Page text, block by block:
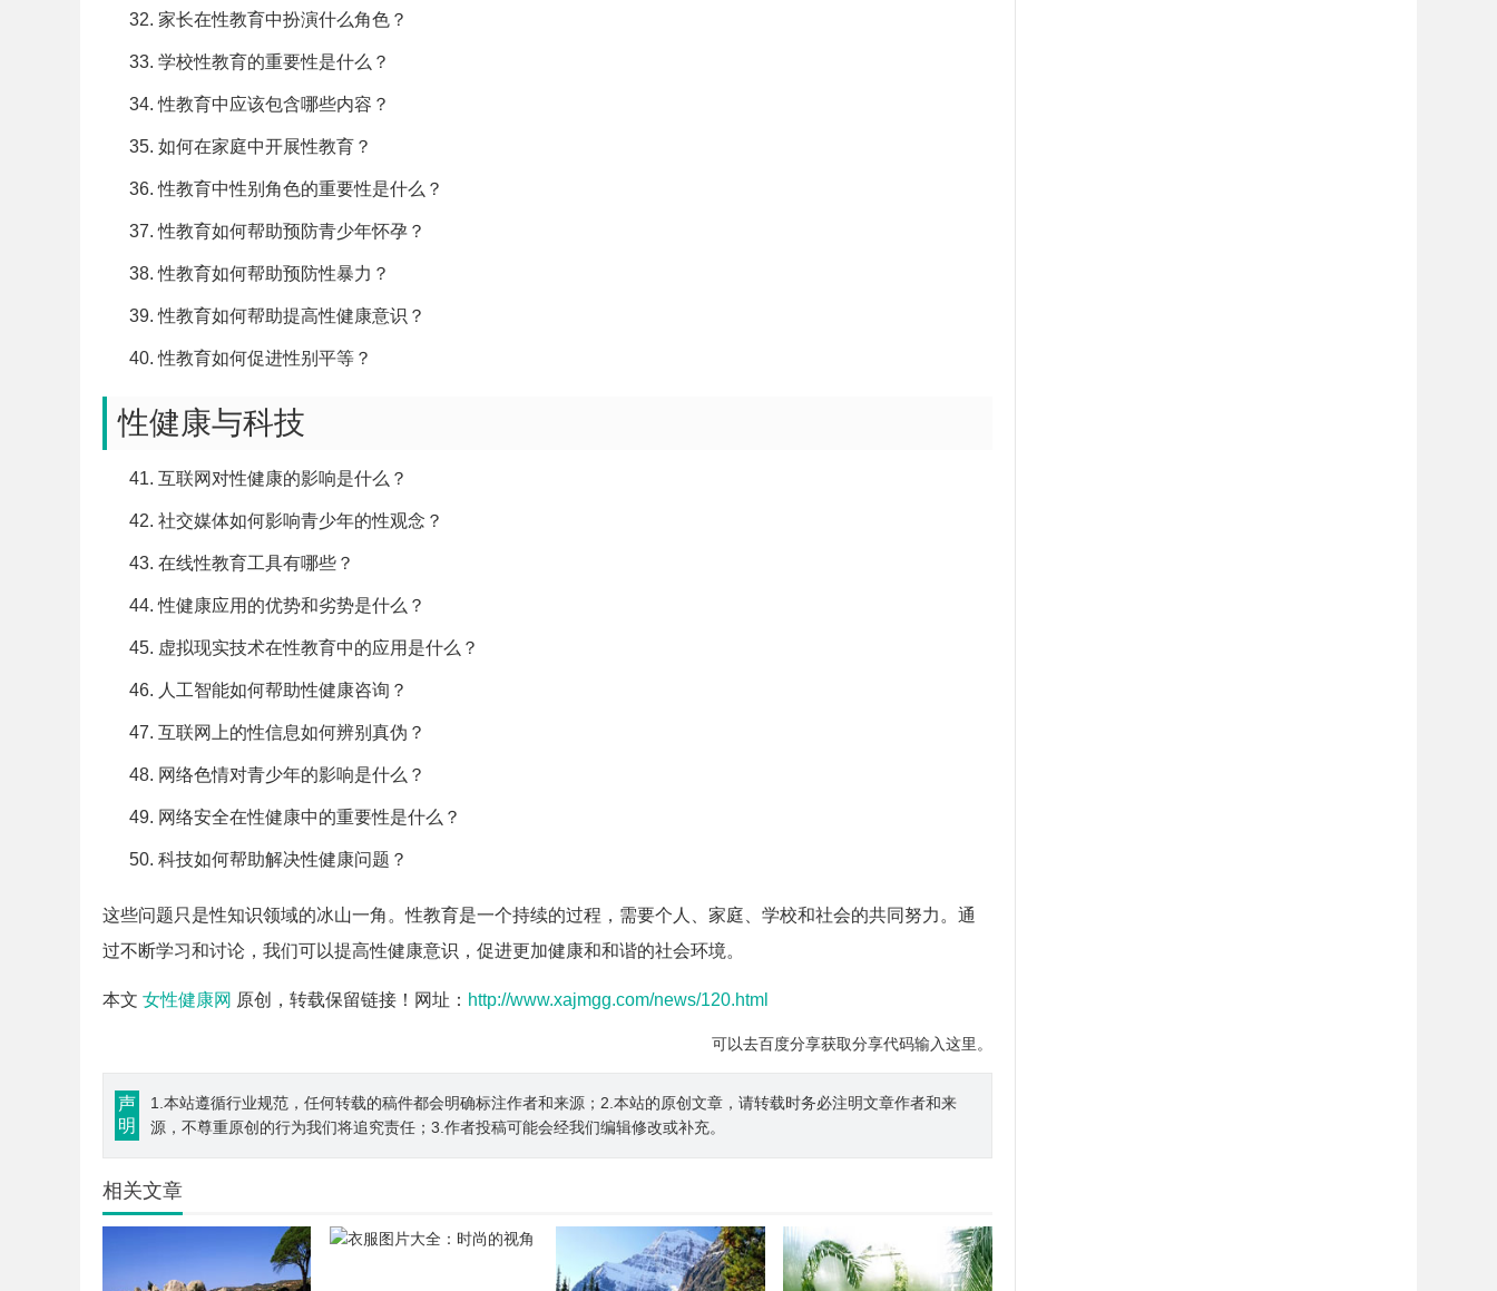
家长在性教育中扮演什么角色？
学校性教育的重要性是什么？
性教育中应该包含哪些内容？
如何在家庭中开展性教育？
性教育中性别角色的重要性是什么？
性教育如何帮助预防青少年怀孕？
性教育如何帮助预防性暴力？
性教育如何帮助提高性健康意识？
性教育如何促进性别平等？
性健康与科技
互联网对性健康的影响是什么？
社交媒体如何影响青少年的性观念？
在线性教育工具有哪些？
性健康应用的优势和劣势是什么？
虚拟现实技术在性教育中的应用是什么？
人工智能如何帮助性健康咨询？
互联网上的性信息如何辨别真伪？
网络色情对青少年的影响是什么？
网络安全在性健康中的重要性是什么？
科技如何帮助解决性健康问题？
这些问题只是性知识领域的冰山一角。性教育是一个持续的过程，需要个人、家庭、学校和社会的共同努力。通
过不断学习和讨论，我们可以提高性健康意识，促进更加健康和和谐的社会环境。
本文 女性健康网 原创，转载保留链接！网址： http://www.xajmgg.com/news/120.html
可以去百度分享获取分享代码输入这里。
声
明
1.本站遵循行业规范，任何转载的稿件都会明确标注作者和来源；2.本站的原创文章，请转载时务必注明文章作者和来
源，不尊重原创的行为我们将追究责任；3.作者投稿可能会经我们编辑修改或补充。
相关文章